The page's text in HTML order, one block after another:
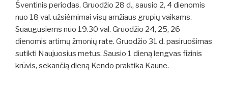
Šventinis periodas. Gruodžio 28 d., sausio 2, 4 dienomis
nuo 18 val. užsiėmimai visų amžiaus grupių vaikams.
Suaugusiems nuo 19.30 val. Gruodžio 24, 25, 26
dienomis artimų žmonių rate. Gruodžio 31 d. pasiruošimas
sutikti Naujuosius metus. Sausio 1 dieną lengvas fizinis
krūvis, sekančią dieną Kendo praktika Kaune.